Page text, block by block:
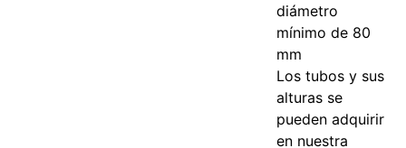
diámetro
mínimo de 80
mm
Los tubos y sus
alturas se
pueden adquirir
en nuestra